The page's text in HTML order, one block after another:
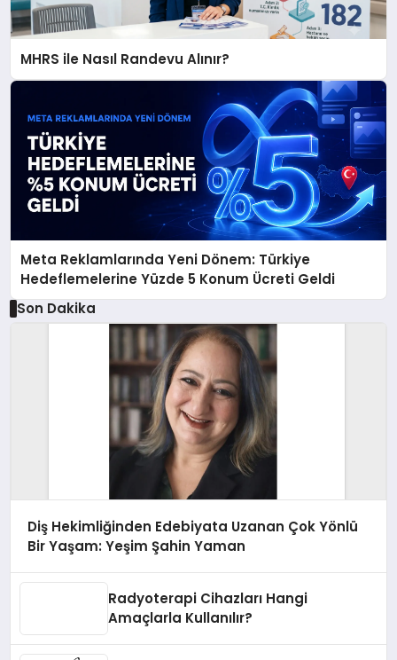
MHRS ile Nasıl Randevu Alınır?
Meta Reklamlarında Yeni Dönem: Türkiye
Hedeflemelerine Yüzde 5 Konum Ücreti Geldi
Son Dakika
Diş Hekimliğinden Edebiyata Uzanan Çok Yönlü
Bir Yaşam: Yeşim Şahin Yaman
Radyoterapi Cihazları Hangi
Amaçlarla Kullanılır?